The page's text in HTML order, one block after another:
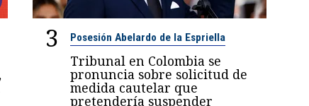
3 Posesión Abelardo de la Espriella
Tribunal en Colombia se
pronuncia sobre solicitud de
medida cautelar que
pretendería suspender